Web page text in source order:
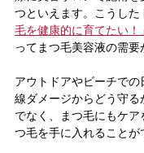
つといえます。こうした
毛を健康的に育てたい！」
ってまつ毛美容液の需要
アウトドアやビーチで
線ダメージからどう守
でなく、まつ毛にもケ
つ毛を手に入れることが